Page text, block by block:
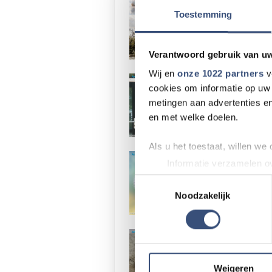
Toestemming
Verantwoord gebruik van
Wij en onze 1022 partners
cookies om informatie op
metingen aan advertenties
en met welke doelen.
Als u het toestaat, willen we
Informatie verzamelen
Uw apparaat
Lees meer over hoe uw
toestemming op elk
websiteverkeer te
media, adverteren en
Noodzakelijk
Weigeren
Warm
Wat